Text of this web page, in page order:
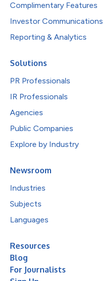
Complimentary Features
Investor Communications
Reporting & Analytics
Solutions
PR Professionals
IR Professionals
Agencies
Public Companies
Explore by Industry
Newsroom
Industries
Subjects
Languages
Resources
Blog
For Journalists